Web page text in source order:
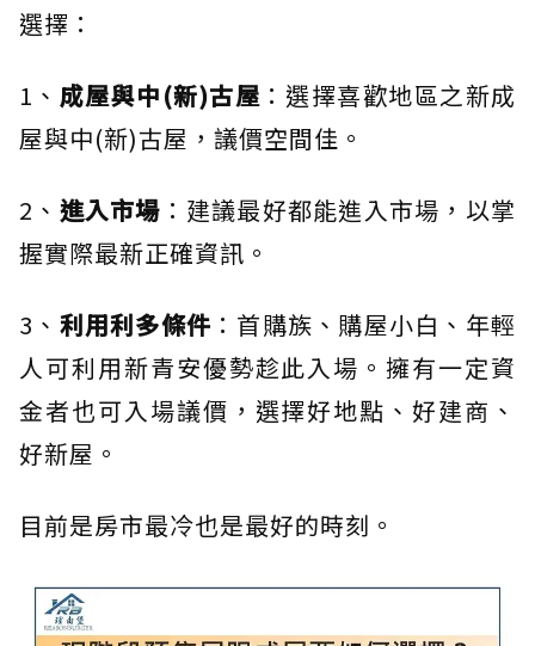
選擇：
1、 成屋與中(新)古屋：選擇喜歡地區之新成
屋與中(新)古屋，議價空間佳。
2、 進入市場 ：建議最好都能進入市場，以掌
握實際最新正確資訊。
3、 利用利多條件 ：首購族、購屋小白、年輕
人可利用新青安優勢趁此入場。擁有一定資
金者也可入場議價，選擇好地點、好建商、
好新屋。
目前是房市最冷也是最好的時刻。